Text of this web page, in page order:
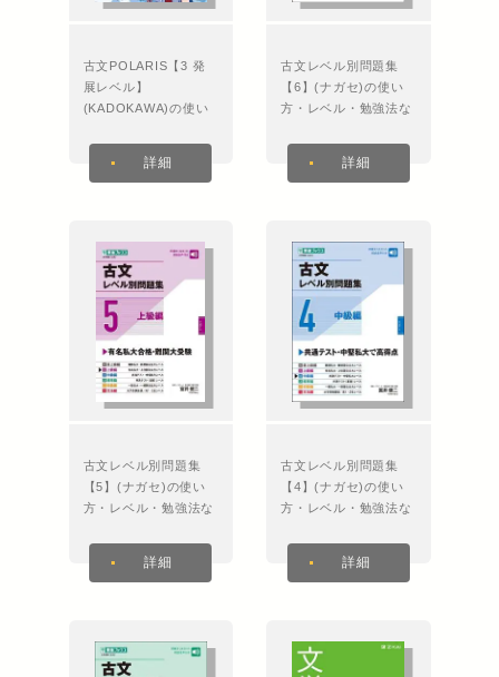
古文POLARIS【3 発
展レベル】
(KADOKAWA)の使い
ど特徴を徹底解説！
詳細
古文レベル別問題集
【6】(ナガセ)の使い
方・レベル・勉強法な
詳細
古文レベル別問題集
【5】(ナガセ)の使い
方・レベル・勉強法な
詳細
古文レベル別問題集
【4】(ナガセ)の使い
方・レベル・勉強法な
詳細